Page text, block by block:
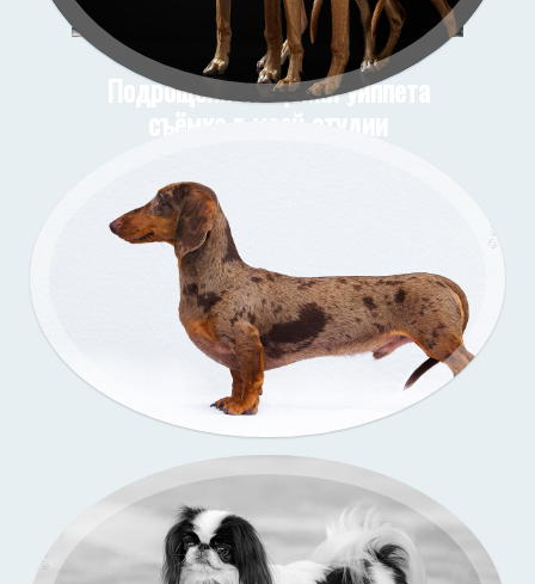
Подрощенные щенки уиппета
съёмка в моей студии
Подрощенный щенок таксы
Съёмка у меня (улица)